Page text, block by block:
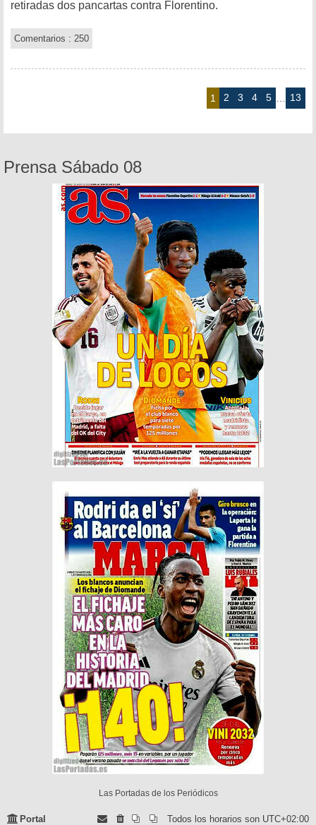
retiradas dos pancartas contra Florentino.
Comentarios : 250
1 2 3 4 5 13
Prensa Sábado 08
Las Portadas de los Periódicos
Portal Todos los horarios son UTC+02:00